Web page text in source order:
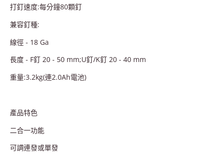
打釘速度:每分鐘80顆釘
兼容釘種:
線徑 - 18 Ga
長度 - F釘 20 - 50 mm;U釘/K釘 20 - 40 mm
重量:3.2kg(連2.0Ah電池)
產品特色
二合一功能
可調連發或單發